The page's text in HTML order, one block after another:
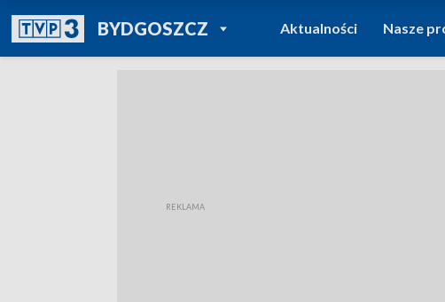
BYDGOSZCZPOWRÓT DO
TVP REGIONY
Aktualności Nasze